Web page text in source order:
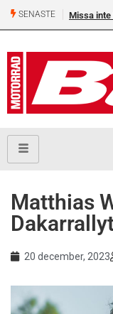
SENASTE Missa
Matthias
20 december, 2023